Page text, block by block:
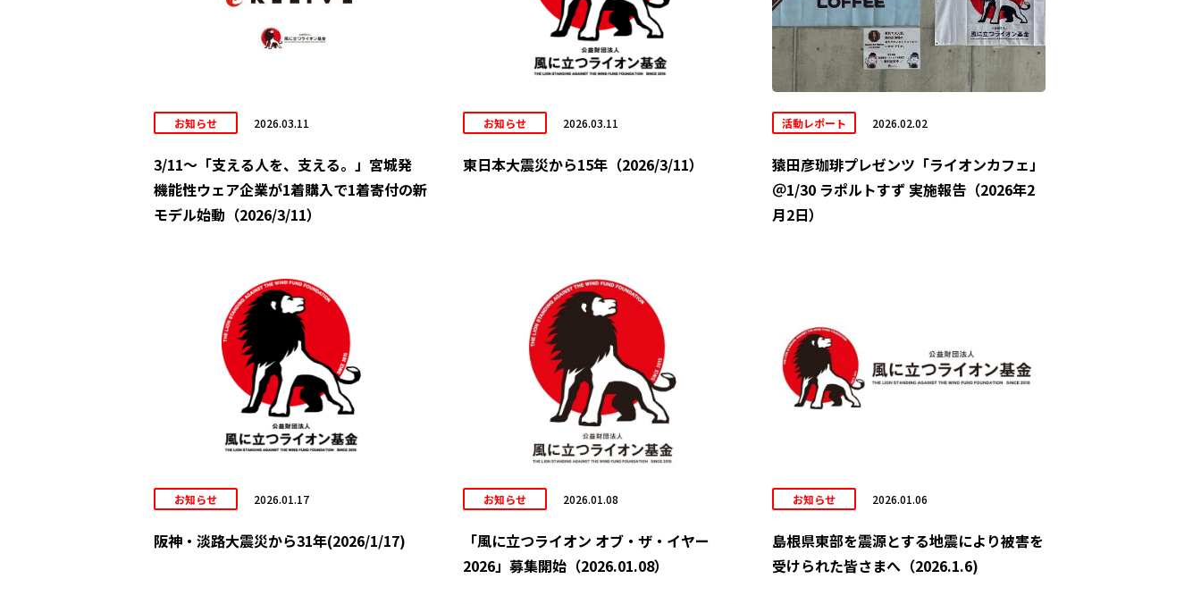
お知らせ 2026.03.11
3/11～「支える人を、支える。」宮城発
機能性ウェア企業が1着購入で1着寄付の新
モデル始動（2026/3/11）
お知らせ 2026.03.11
東日本大震災から15年（2026/3/11）
活動レポート 2026.02.02
猿田彦珈琲プレゼンツ「ライオンカフェ」
＠1/30 ラポルトすず 実施報告（2026年2
月2日）
お知らせ 2026.01.17
阪神・淡路大震災から31年(2026/1/17)
お知らせ 2026.01.08
「風に立つライオン オブ・ザ・イヤー
2026」募集開始（2026.01.08）
お知らせ 2026.01.06
島根県東部を震源とする地震により被害を
受けられた皆さまへ（2026.1.6)